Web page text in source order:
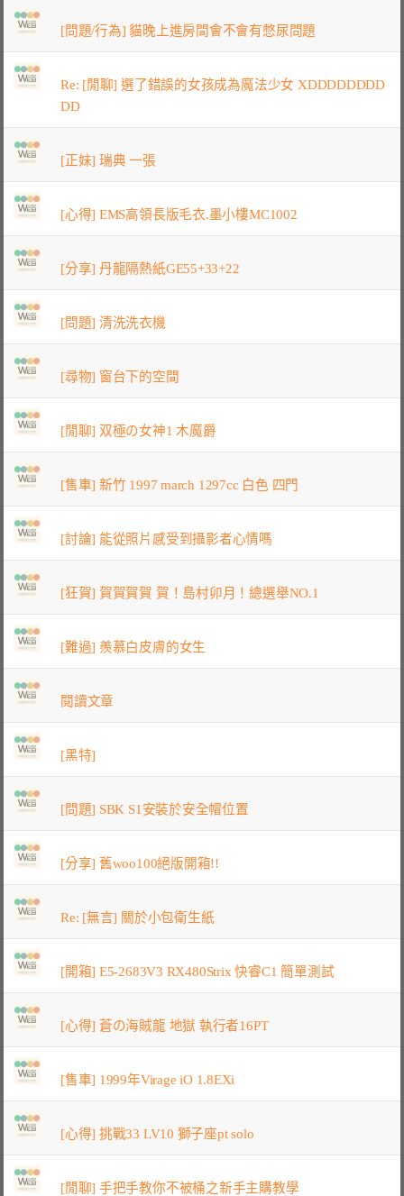
[問題/行為] 貓晚上進房間會不會有憋尿問題
Re: [閒聊] 選了錯誤的女孩成為魔法少女 XDDDDDDDD
DD
[正妹] 瑞典 一張
[心得] EMS高領長版毛衣.墨小樓MC1002
[分享] 丹龍隔熱紙GE55+33+22
[問題] 清洗洗衣機
[尋物] 窗台下的空間
[閒聊] 双極の女神1 木魔爵
[售車] 新竹 1997 march 1297cc 白色 四門
[討論] 能從照片感受到攝影者心情嗎
[狂賀] 賀賀賀賀 賀！島村卯月！總選舉NO.1
[難過] 羨慕白皮膚的女生
閱讀文章
[黑特]
[問題] SBK S1安裝於安全帽位置
[分享] 舊woo100絕版開箱!!
Re: [無言] 關於小包衛生紙
[開箱] E5-2683V3 RX480Strix 快睿C1 簡單測試
[心得] 蒼の海賊龍 地獄 執行者16PT
[售車] 1999年Virage iO 1.8EXi
[心得] 挑戰33 LV10 獅子座pt solo
[閒聊] 手把手教你不被桶之新手主購教學